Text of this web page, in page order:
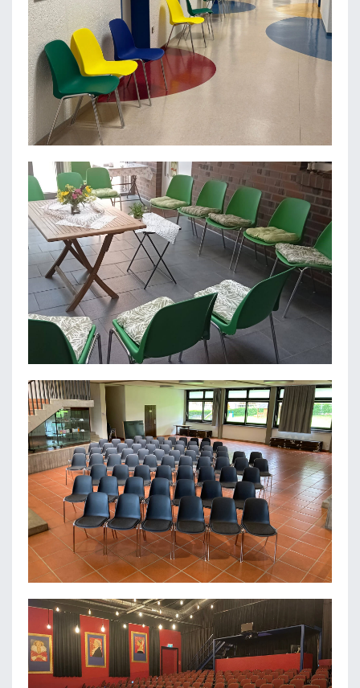
HEILPÄDAGOGISCH-THERAPEUTISCHES ZENTRUM
GEM. GMBH
FÖRDERGEMEINSCHAFT DES
SENIORENZENTRUMS LEMBECK E.V.
REALSCHULE NEUFFEN